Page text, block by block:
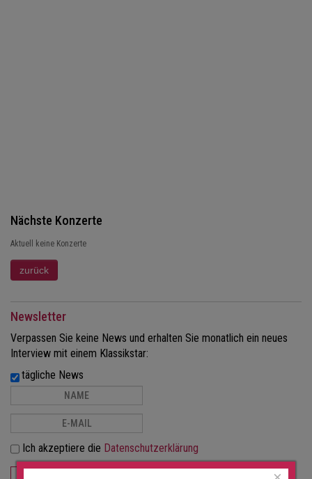
Nächste Konzerte
Aktuell keine Konzerte
Newsletter
Verpassen Sie keine News und erhalten Sie monatlich ein neues
Interview mit einem Klassikstar:
tägliche News
Ich akzeptiere die Datenschutzerklärung